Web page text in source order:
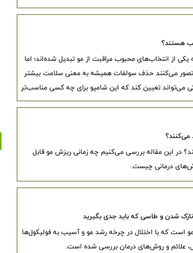
هستند؟
از انتخاب‌های محبوب مراقبت از مو تبدیل شده‌اند؛ اما
تصور می‌کنند حذف سولفات همیشه به معنی سلامت بیشتر
تعیین کند که این شامپو برای چه کسی مناسب‌تر
می‌کنند؟
در این مقاله بررسی می‌کنیم چه زمانی ریزش مو قابل
درمانی چیست.
شدن و طاسی که باید جدی بگیرید
که با اختلال در چرخه رشد مو و آسیب به فولیکول‌ها
علائم و روش‌های درمان بررسی شده است.